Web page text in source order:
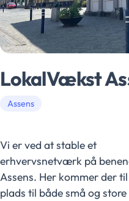
LokalVækst
Assens
Vi er ved at stable et
erhvervsnetværk på
Assens. Her kommer der
plads til både små og